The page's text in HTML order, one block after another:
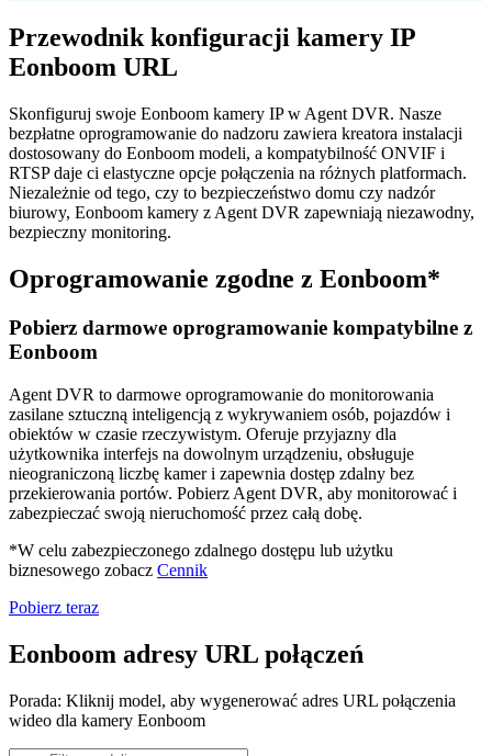
Przewodnik konfiguracji kamery IP
Eonboom URL
Skonfiguruj swoje Eonboom kamery IP w Agent DVR. Nasze
bezpłatne oprogramowanie do nadzoru zawiera kreatora instalacji
dostosowany do Eonboom modeli, a kompatybilność ONVIF i
RTSP daje ci elastyczne opcje połączenia na różnych platformach.
Niezależnie od tego, czy to bezpieczeństwo domu czy nadzór
biurowy, Eonboom kamery z Agent DVR zapewniają niezawodny,
bezpieczny monitoring.
Oprogramowanie zgodne z Eonboom*
Pobierz darmowe oprogramowanie kompatybilne z
Eonboom
Agent DVR to darmowe oprogramowanie do monitorowania
zasilane sztuczną inteligencją z wykrywaniem osób, pojazdów i
obiektów w czasie rzeczywistym. Oferuje przyjazny dla
użytkownika interfejs na dowolnym urządzeniu, obsługuje
nieograniczoną liczbę kamer i zapewnia dostęp zdalny bez
przekierowania portów. Pobierz Agent DVR, aby monitorować i
zabezpieczać swoją nieruchomość przez całą dobę.
*W celu zabezpieczonego zdalnego dostępu lub użytku
biznesowego zobacz Cennik
Pobierz teraz
Eonboom adresy URL połączeń
Porada: Kliknij model, aby wygenerować adres URL połączenia
wideo dla kamery Eonboom